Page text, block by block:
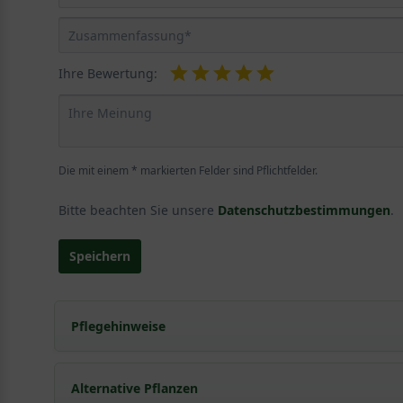
Ihre Bewertung:
Die mit einem * markierten Felder sind Pflichtfelder.
Bitte beachten Sie unsere Datenschutzbestimmungen.
Speichern
Pflegehinweise
Pflanz- und Pflegetipps Parrotia persica /
Alternative Pflanzen